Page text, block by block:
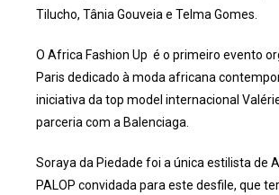
Tilucho, Tânia Gouveia e Telma Gomes.
O Africa Fashion Up é o primeiro evento
Paris dedicado à moda africana
iniciativa da top model internacional
parceria com a Balenciaga.
Soraya da Piedade foi a única estilista de
PALOP convidada para este desfile, que